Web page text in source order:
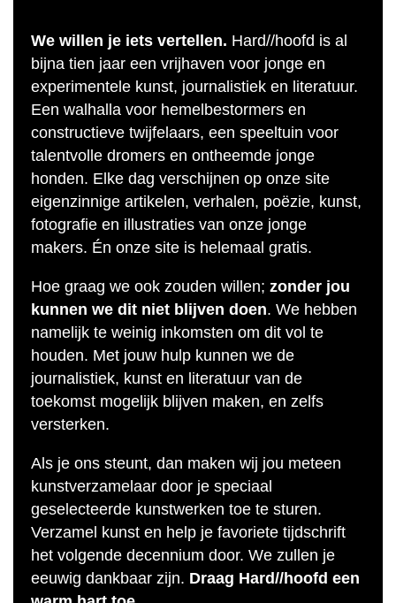
We willen je iets vertellen. Hard//hoofd is al
bijna tien jaar een vrijhaven voor jonge en
experimentele kunst, journalistiek en literatuur.
Een walhalla voor hemelbestormers en
constructieve twijfelaars, een speeltuin voor
talentvolle dromers en ontheemde jonge
honden. Elke dag verschijnen op onze site
eigenzinnige artikelen, verhalen, poëzie, kunst,
fotografie en illustraties van onze jonge
makers. Én onze site is helemaal gratis.
Hoe graag we ook zouden willen; zonder jou
kunnen we dit niet blijven doen. We hebben
namelijk te weinig inkomsten om dit vol te
houden. Met jouw hulp kunnen we de
journalistiek, kunst en literatuur van de
toekomst mogelijk blijven maken, en zelfs
versterken.
Als je ons steunt, dan maken wij jou meteen
kunstverzamelaar door je speciaal
geselecteerde kunstwerken toe te sturen.
Verzamel kunst en help je favoriete tijdschrift
het volgende decennium door. We zullen je
eeuwig dankbaar zijn. Draag Hard//hoofd een